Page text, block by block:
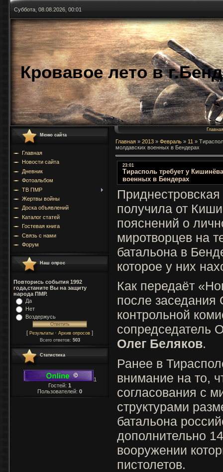
Суббота, 08.08.2026, 00:01
Кровавое лето в
Меню сайта
Главная
Новости сайта
Дневник
Фотоальбом
ТВ ПМР
Жертвы войны
Доска объявлений
Каталог статей
Гостевая книга
Связь с нами
Форум
Наш опрос
Повторись события 1992
года,станите Вы на защиту
народа ПМР.
Да
Нет
Воздержусь
[ Результаты · Архив опросов ]
Всего ответов: 503
Статистика
1
Гостей: 1
Пользователей: 0
Главная
Главная » 2013 » Февраль » 11 »
молдавских военных в Бендерах
23:01
Тирасполь требует у
военных в Бендерах
получила от
пояснений о
миротворцев на
батальона в
которое у них
Как передаёт
после
контрольной
сопредседатель
Олег Беляков.
Ранее в
внимание на то,
согласования с
структурами
батальона
дополнительно
вооружении
пистолетов.